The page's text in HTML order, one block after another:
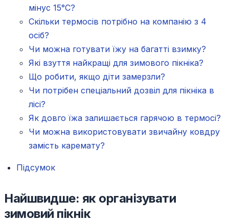
мінус 15°C?
Скільки термосів потрібно на компанію з 4
осіб?
Чи можна готувати їжу на багатті взимку?
Які взуття найкращі для зимового пікніка?
Що робити, якщо діти замерзли?
Чи потрібен спеціальний дозвіл для пікніка в
лісі?
Як довго їжа залишається гарячою в термосі?
Чи можна використовувати звичайну ковдру
замість каремату?
Підсумок
Найшвидше: як організувати
зимовий пікнік